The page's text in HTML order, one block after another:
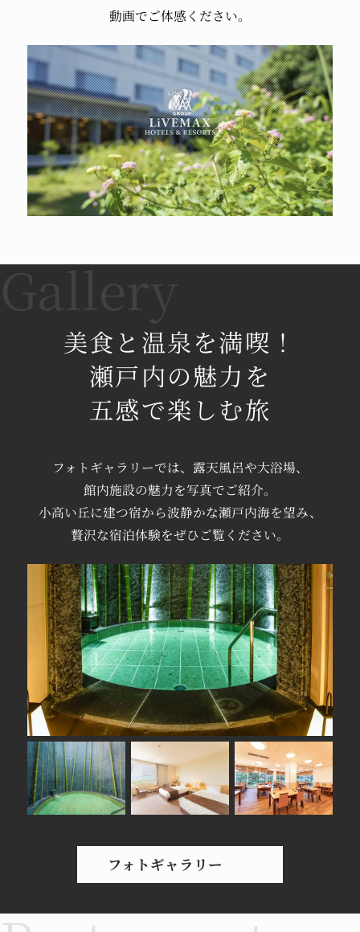
動画でご体感ください。
美食と温泉を満喫！
瀬戸内の魅力を
五感で楽しむ旅
フォトギャラリーでは、 露天風呂や大浴場、
館内施設の魅力を写真でご紹介。
小高い丘に建つ宿から波静かな瀬戸内海を望み、
贅沢な宿泊体験をぜひご覧ください。
フォトギャラリー